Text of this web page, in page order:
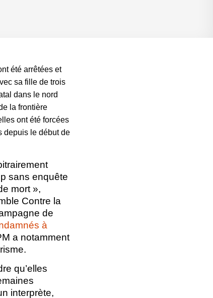
été arrêtées et
sa fille de trois
dans le nord
la frontière
ont été forcées
depuis le début de
sans enquête
mort »,
Contre la
de
à
a notamment
qu’elles
interprète,